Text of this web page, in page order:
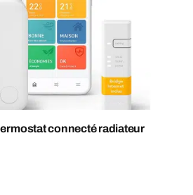
connecté radiateur